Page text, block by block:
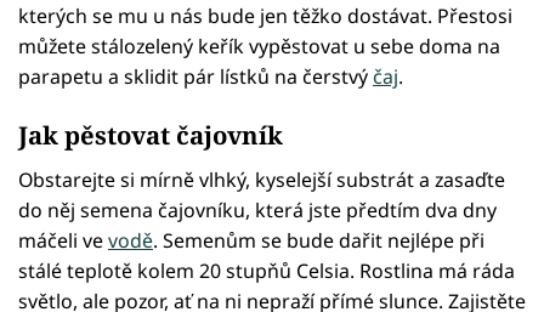
kterých se mu u nás bude jen těžko dostávat. Přestosi
můžete stálozelený keřík vypěstovat u sebe doma na
parapetu a sklidit pár lístků na čerstvý čaj.
Jak pěstovat čajovník
Obstarejte si mírně vlhký, kyselejší substrát a zasaďte
do něj semena čajovníku, která jste předtím dva dny
máčeli vevodě. Semenům se bude dařit nejlépe při
stálé teplotě kolem 20 stupňů Celsia. Rostlina má ráda
světlo, ale pozor, ať na ni nepraží přímé slunce. Zajistěte